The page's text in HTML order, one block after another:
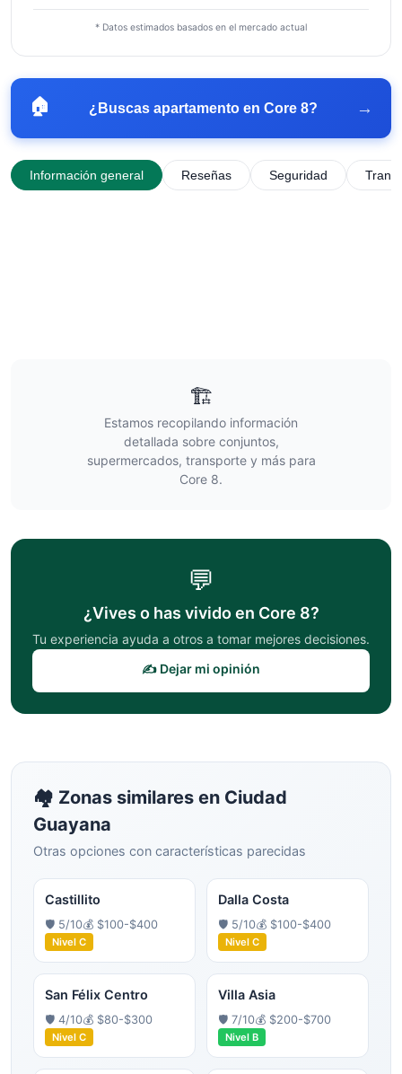
* Datos estimados basados en el mercado actual
🏠 ¿Buscas apartamento en Core 8? →
Información general Reseñas Seguridad
🏗️
Estamos recopilando información
detallada sobre conjuntos,
supermercados, transporte y más para
Core 8.
💬
¿Vives o has vivido en Core 8?
Tu experiencia ayuda a otros a tomar mejores decisiones.
✍️ Dejar mi opinión
🏘️ Zonas similares en Ciudad
Guayana
Otras opciones con características parecidas
Castillito
🛡️ 5/10💰 $100-$400
Nivel C
Dalla Costa
🛡️ 5/10💰 $100-$400
Nivel C
San Félix Centro
🛡️ 4/10💰 $80-$300
Nivel C
Villa Asia
🛡️ 7/10💰 $200-$700
Nivel B